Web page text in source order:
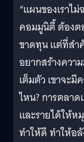
“แผนของเราไ
คอมมูนิตี้ ต้องต
ขาดทุน แต่ที่สำ
อยากสร้างควา
เต็มตัว เขาจะมี
ไหน? การตลา
และรายได้ให้ห
ทำให้ดี ทำให้อ